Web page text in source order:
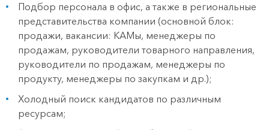
Подбор персонала в офис, а также в региональные
представительства компании (основной блок:
продажи, вакансии: КАМы, менеджеры по
продажам, руководители товарного направления,
руководители по продажам, менеджеры по
продукту, менеджеры по закупкам и др.);
Холодный поиск кандидатов по различным
ресурсам;